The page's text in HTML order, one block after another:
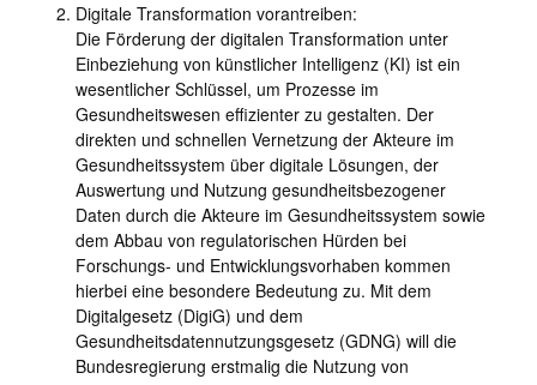
Digitale Transformation vorantreiben:
Die Förderung der digitalen Transformation unter
Einbeziehung von künstlicher Intelligenz (KI) ist ein
wesentlicher Schlüssel, um Prozesse im
Gesundheitswesen effizienter zu gestalten. Der
direkten und schnellen Vernetzung der Akteure im
Gesundheitssystem über digitale Lösungen, der
Auswertung und Nutzung gesundheitsbezogener
Daten durch die Akteure im Gesundheitssystem sowie
dem Abbau von regulatorischen Hürden bei
Forschungs- und Entwicklungsvorhaben kommen
hierbei eine besondere Bedeutung zu. Mit dem
Digitalgesetz (DigiG) und dem
Gesundheitsdatennutzungsgesetz (GDNG) will die
Bundesregierung erstmalig die Nutzung von